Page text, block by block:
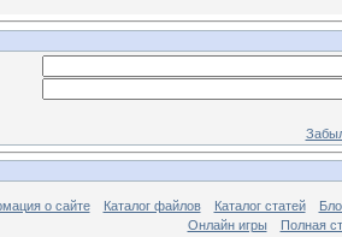
о сайте Каталог файлов Каталог статей
Онлайн игры
Полная